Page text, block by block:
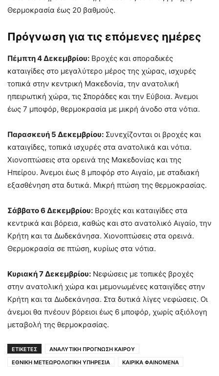
Θερμοκρασία έως 20 βαθμούς.
Πρόγνωση για τις επόμενες ημέρες
Πέμπτη 4 Δεκεμβρίου: Βροχές και σποραδικές
καταιγίδες στο μεγαλύτερο μέρος της χώρας, ισχυρές
τοπικά στην κεντρική Μακεδονία, την ανατολική
ηπειρωτική χώρα, τις Σποράδες και την Εύβοια. Άνεμοι
έως 7 μποφόρ, θερμοκρασία με μικρή άνοδο στα νότια.
Παρασκευή 5 Δεκεμβρίου: Συνεχίζονται οι βροχές και
καταιγίδες, τοπικά ισχυρές στα ανατολικά και νότια.
Χιονοπτώσεις στα ορεινά της Μακεδονίας και της
Ηπείρου. Άνεμοι έως 8 μποφόρ στο Αιγαίο, με σταδιακή
εξασθένηση στα δυτικά. Μικρή πτώση της θερμοκρασίας.
Σάββατο 6 Δεκεμβρίου: Βροχές και καταιγίδες στα
κεντρικά και βόρεια, καθώς και στο ανατολικό Αιγαίο, την
Κρήτη και τα Δωδεκάνησα. Χιονοπτώσεις στα ορεινά.
Θερμοκρασία σε πτώση, κυρίως στα νότια.
Κυριακή 7 Δεκεμβρίου: Νεφώσεις με τοπικές βροχές
στην ανατολική χώρα και μεμονωμένες καταιγίδες στην
Κρήτη και τα Δωδεκάνησα. Στα δυτικά λίγες νεφώσεις. Οι
άνεμοι θα πνέουν βόρειοι έως 6 μποφόρ, χωρίς αξιόλογη
μεταβολή της θερμοκρασίας.
ΕΤΙΚΕΤΕΣ
ΑΝΑΛΥΤΙΚΗ ΠΡΟΓΝΩΣΗ ΚΑΙΡΟΥ
ΕΘΝΙΚΗ ΜΕΤΕΩΡΟΛΟΓΙΚΗ ΥΠΗΡΕΣΙΑ
ΚΑΙΡΙΚΑ ΦΑΙΝΟΜΕΝΑ